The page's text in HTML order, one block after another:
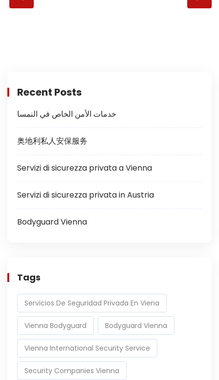
Recent Posts
خدمات الأمن الخاص في النمسا
奥地利私人安保服务
Servizi di sicurezza privata a Vienna
Servizi di sicurezza privata in Austria
Bodyguard Vienna
Tags
Servicios De Seguridad Privada En Viena
Vienna Bodyguard Bodyguard Vienna
Vienna International Security Service
Security Companies Vienna